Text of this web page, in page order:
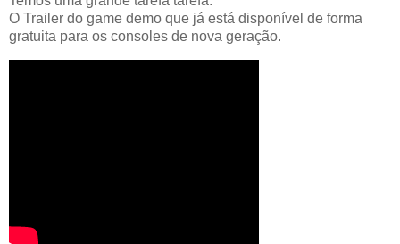
O Trailer do game demo que já está disponível de forma
gratuita para os consoles de nova geração.